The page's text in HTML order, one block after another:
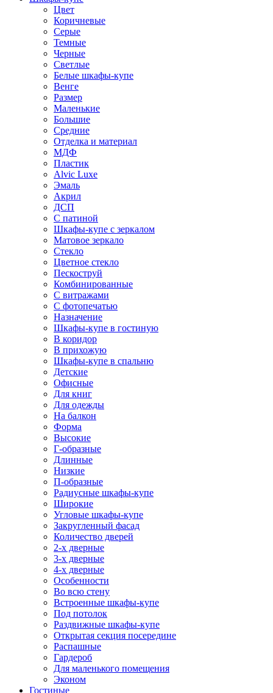
Цвет
Коричневые
Серые
Темные
Черные
Светлые
Белые шкафы-купе
Венге
Размер
Маленькие
Большие
Средние
Отделка и материал
МДФ
Пластик
Alvic Luxe
Эмаль
Акрил
ДСП
С патиной
Шкафы-купе с зеркалом
Матовое зеркало
Стекло
Цветное стекло
Пескоструй
Комбинированные
С витражами
С фотопечатью
Назначение
Шкафы-купе в гостиную
В коридор
В прихожую
Шкафы-купе в спальню
Детские
Офисные
Для книг
Для одежды
На балкон
Форма
Высокие
Г-образные
Длинные
Низкие
П-образные
Радиусные шкафы-купе
Широкие
Угловые шкафы-купе
Закругленный фасад
Количество дверей
2-х дверные
3-х дверные
4-х дверные
Особенности
Во всю стену
Встроенные шкафы-купе
Под потолок
Раздвижные шкафы-купе
Открытая секция посередине
Распашные
Гардероб
Для маленького помещения
Эконом
Гостиные